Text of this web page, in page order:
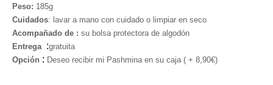
Peso: 185g
Cuidados: lavar a mano con cuidado o limpiar en seco
Acompañado de : su bolsa protectora de algodón
Entrega :gratuita
Opción : Deseo recibir mi Pashmina en su caja ( + 8,90€)